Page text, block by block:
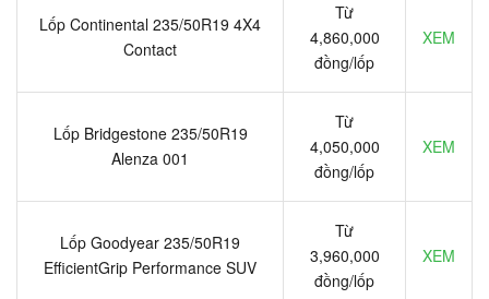
Lốp Continental 235/50R19 4X4
Contact
Từ
4,860,000
đồng/lốp
XEM
Lốp Bridgestone 235/50R19
Alenza 001
Từ
4,050,000
đồng/lốp
XEM
Lốp Goodyear 235/50R19
EfficientGrip Performance SUV
Từ
3,960,000
đồng/lốp
XEM